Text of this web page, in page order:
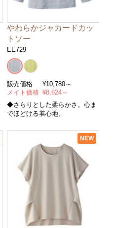
やわらかジャカードカッ
トソー
EE729
販売価格 ¥10,780～
メイト価格 ¥8,624～
◆さらりとした柔らかさ。心ま
でほどける着心地。
NEW